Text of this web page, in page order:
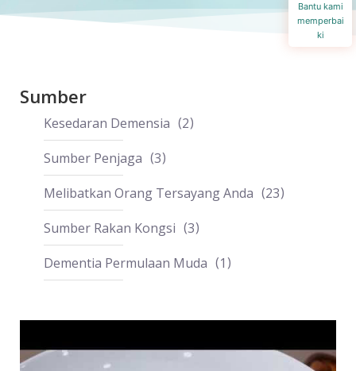
Bantu kami
memperbai
ki
Sumber
Kesedaran Demensia
2
Sumber Penjaga
3
Melibatkan Orang Tersayang Anda
23
Sumber Rakan Kongsi
3
Dementia Permulaan Muda
1